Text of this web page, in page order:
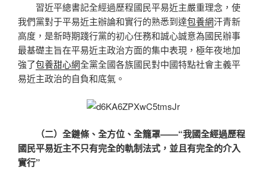
習近平總書記全經過歷程國民平易近主嚴重理念，使
我們黨對于平易近主辦論和實行的熟悉到達包養網汗青新
高度，是新時期踐行黨的初心任務和誠心誠意為國民辦事
最基礎主旨在平易近主政治方面的集中表現，極年夜地加
強了包養甜心網全黨全國各族國民對中國特點社會主義平
易近主政治的自負和底氣。
（二）全鏈條、全方位、全籠罩——“我國全經過歷程
國民平易近主不只有完全的軌制法式，並且有完全的介入
實行”